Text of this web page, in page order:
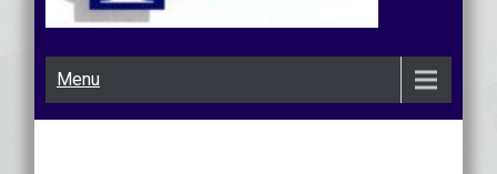
Menu